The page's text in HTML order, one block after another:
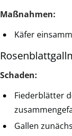
Maßnahmen:
Käfer
Schaden:
Fiederblätter
Gallen